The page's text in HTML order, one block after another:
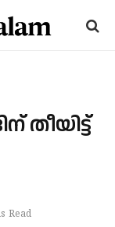
തീയിട്ട്
Read